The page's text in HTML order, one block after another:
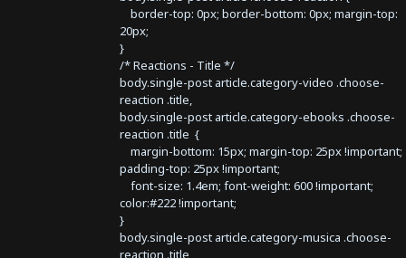
border-top: 0px; border-bottom: 0px; margin-top:
20px;
}
/* Reactions - Title */
body.single-post article.category-video .choose-
reaction .title,
body.single-post article.category-ebooks .choose-
reaction .title {
margin-bottom: 15px; margin-top: 25px !important;
padding-top: 25px !important;
font-size: 1.4em; font-weight: 600 !important;
color:#222 !important;
}
body.single-post article.category-musica .choose-
reaction .title,